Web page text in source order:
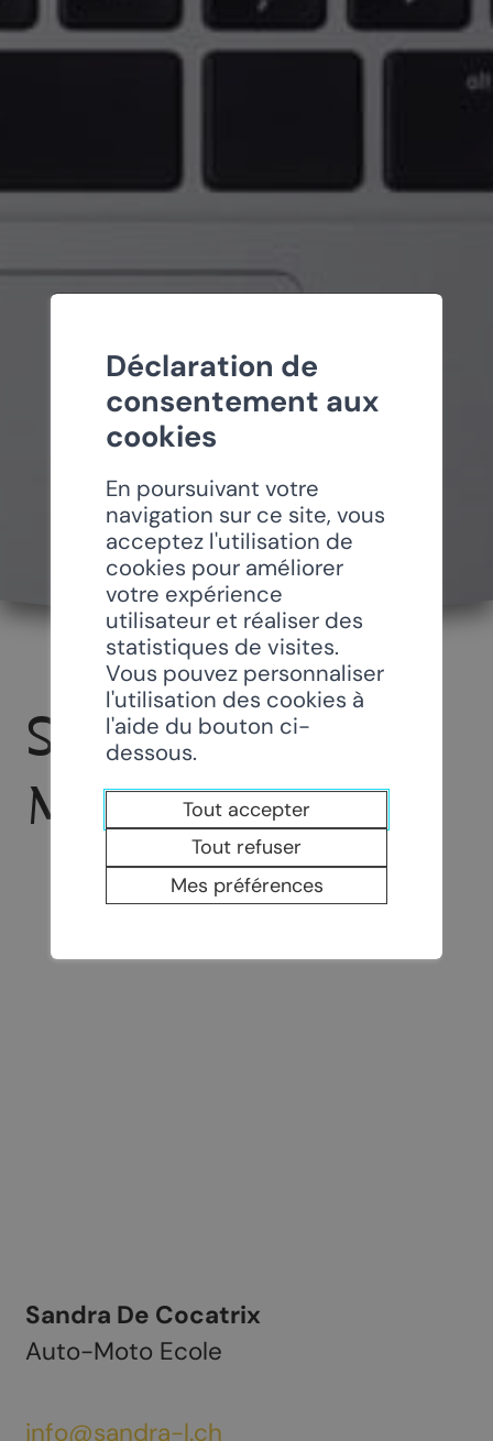
SANDRA AUTO-
MOTO ECOLE
Sandra De Cocatrix
Auto-Moto Ecole
info@sandra-l.ch
Déclaration de
consentement aux
cookies
En poursuivant votre
navigation sur ce site, vous
acceptez l'utilisation de
cookies pour améliorer
votre expérience
utilisateur et réaliser des
statistiques de visites.
Vous pouvez personnaliser
l'utilisation des cookies à
l'aide du bouton ci-
dessous.
Tout accepter
Tout refuser
Mes préférences